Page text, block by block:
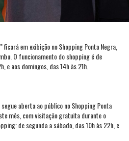
em exibição no Shopping Ponta Negra,
O funcionamento do shopping é de
e aos domingos, das 14h às 21h.
aberta ao público no Shopping Ponta
mês, com visitação gratuita durante o
de segunda a sábado, das 10h às 22h, e